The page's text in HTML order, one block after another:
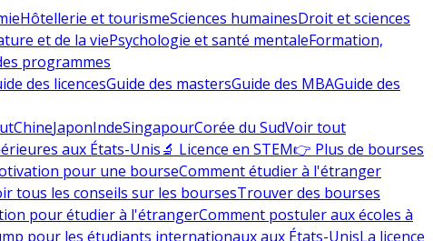
Hôtellerie et tourismeSciences humainesDroit et sciences
et de la viePsychologie et santé mentaleFormation,
programmes
des licencesGuide des mastersGuide des MBAGuide des
ChineJaponIndeSingapourCorée du SudVoir tout
aux États-Unis🔬 Licence en STEM👉 Plus de bourses
pour une bourseComment étudier à l'étranger
tous les conseils sur les boursesTrouver des bourses
pour étudier à l'étrangerComment postuler aux écoles à
pour les étudiants internationaux aux États-UnisLa licence